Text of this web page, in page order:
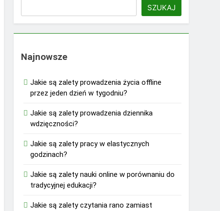
SZUKAJ
Najnowsze
Jakie są zalety prowadzenia życia offline
przez jeden dzień w tygodniu?
Jakie są zalety prowadzenia dziennika
wdzięczności?
Jakie są zalety pracy w elastycznych
godzinach?
Jakie są zalety nauki online w porównaniu do
tradycyjnej edukacji?
Jakie są zalety czytania rano zamiast